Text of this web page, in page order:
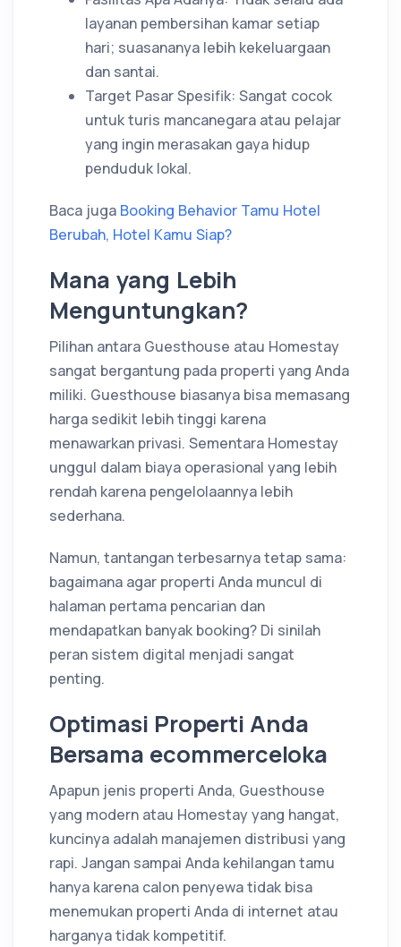
layanan pembersihan kamar setiap
hari; suasananya lebih kekeluargaan
dan santai.
Target Pasar Spesifik: Sangat cocok
untuk turis mancanegara atau pelajar
yang ingin merasakan gaya hidup
penduduk lokal.
Baca juga Booking Behavior Tamu Hotel
Berubah, Hotel Kamu Siap?
Mana yang Lebih
Menguntungkan?
Pilihan antara Guesthouse atau Homestay
sangat bergantung pada properti yang Anda
miliki. Guesthouse biasanya bisa memasang
harga sedikit lebih tinggi karena
menawarkan privasi. Sementara Homestay
unggul dalam biaya operasional yang lebih
rendah karena pengelolaannya lebih
sederhana.
Namun, tantangan terbesarnya tetap sama:
bagaimana agar properti Anda muncul di
halaman pertama pencarian dan
mendapatkan banyak booking? Di sinilah
peran sistem digital menjadi sangat
penting.
Optimasi Properti Anda
Bersama ecommerceloka
Apapun jenis properti Anda, Guesthouse
yang modern atau Homestay yang hangat,
kuncinya adalah manajemen distribusi yang
rapi. Jangan sampai Anda kehilangan tamu
hanya karena calon penyewa tidak bisa
menemukan properti Anda di internet atau
harganya tidak kompetitif.